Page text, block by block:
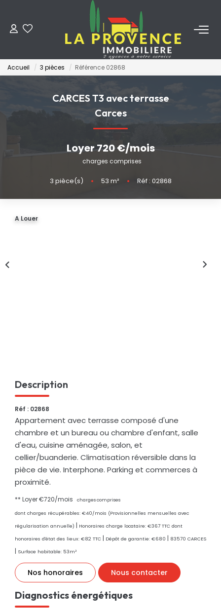
ACHETER
LOUER
ESTIMER
NOS AGENCES
Accueil 3 pièces Référence 02868
CARCES T3 avec terrasse
Carces
Loyer 720 €/mois
charges comprises
3 pièce(s) • 53 m² • Réf : 02868
A Louer
Description
Réf : 02868
Appartement avec terrasse composé d'une
chambre et un bureau ou chambre d'enfant, salle
d'eau, cuisine aménagée, salon, et
cellier/buanderie. Climatisation réversible dans la
pièce de vie. Interphone. Parking et commerces à
proximité.
** Loyer €720/mois charges comprises
dont charges récupérables: €40/mois (Provisionnelles mensuelles avec
régularisation annuelle) | Honoraires charge locataire: €367 TTC dont
honoraires d'état des lieux: €82 TTC | Dépôt de garantie: €680 | 83570 CARCES
| Surface habitable: 53m²
Nos honoraires Nous contacter
Diagnostics énergétiques